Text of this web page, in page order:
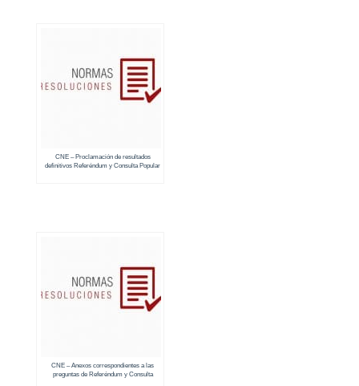
CNE – Proclamación de resultados
definitivos Referéndum y Consulta Popular
CNE – Anexos correspondientes a las
preguntas de Referéndum y Consulta